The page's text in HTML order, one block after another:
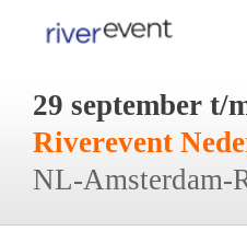
29 september t/
Riverevent
NL-Amsterdam-